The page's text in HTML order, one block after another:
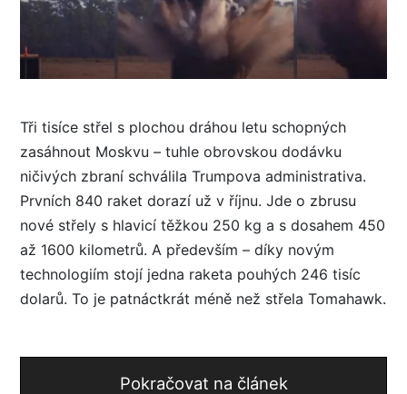
Tři tisíce střel s plochou dráhou letu schopných
zasáhnout Moskvu – tuhle obrovskou dodávku
ničivých zbraní schválila Trumpova administrativa.
Prvních 840 raket dorazí už v říjnu. Jde o zbrusu
nové střely s hlavicí těžkou 250 kg a s dosahem 450
až 1600 kilometrů. A především – díky novým
technologiím stojí jedna raketa pouhých 246 tisíc
dolarů. To je patnáctkrát méně než střela Tomahawk.
Pokračovat na článek